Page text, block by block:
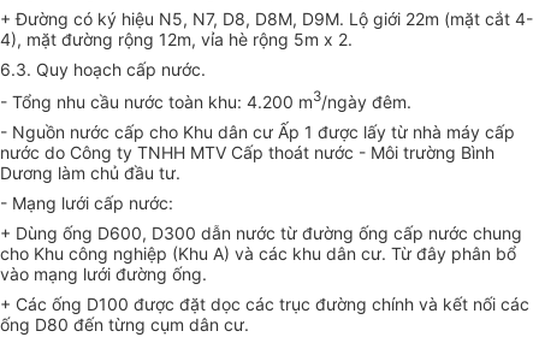
+ Đường có ký hiệu N5, N7, D8, D8M, D9M. Lộ giới 22m (mặt cắt 4-
4), mặt đường rộng 12m, vỉa hè rộng 5m x 2.
6.3. Quy hoạch cấp nước.
- Tổng nhu cầu nước toàn khu: 4.200 m3/ngày đêm.
- Nguồn nước cấp cho Khu dân cư Ấp 1 được lấy từ nhà máy cấp
nước do Công ty TNHH MTV Cấp thoát nước - Môi trường Bình
Dương làm chủ đầu tư.
- Mạng lưới cấp nước:
+ Dùng ống D600, D300 dẫn nước từ đường ống cấp nước chung
cho Khu công nghiệp (Khu A) và các khu dân cư. Từ đây phân bổ
vào mạng lưới đường ống.
+ Các ống D100 được đặt dọc các trục đường chính và kết nối các
ống D80 đến từng cụm dân cư.